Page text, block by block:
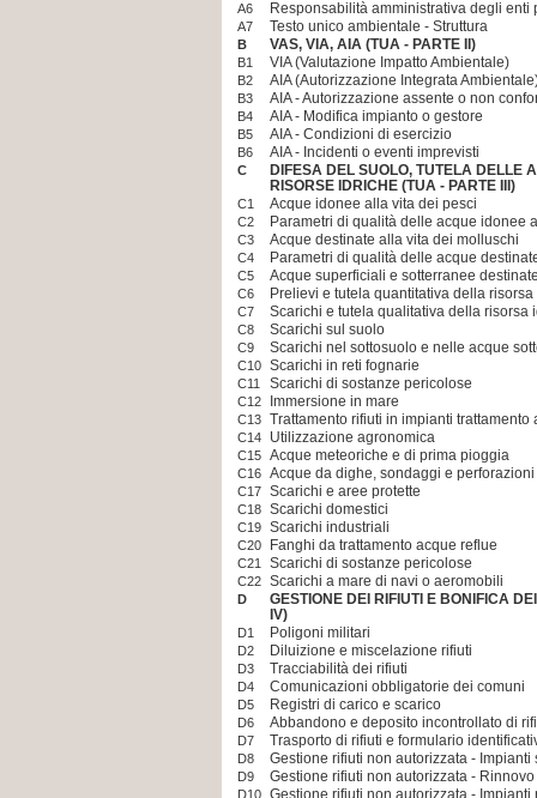
A6 Responsabilità amministrativa degli enti
A7 Testo unico ambientale - Struttura
B VAS, VIA, AIA (TUA - PARTE II)
B1 VIA (Valutazione Impatto Ambientale)
B2 AIA (Autorizzazione Integrata
B3 AIA - Autorizzazione assente o non
B4 AIA - Modifica impianto o gestore
B5 AIA - Condizioni di esercizio
B6 AIA - Incidenti o eventi imprevisti
C
DIFESA DEL SUOLO, TUTELA DELLE
RISORSE IDRICHE (TUA - PARTE III)
C1 Acque idonee alla vita dei pesci
C2 Parametri di qualità delle acque idonee
C3 Acque destinate alla vita dei molluschi
C4 Parametri di qualità delle acque
C5 Acque superficiali e sotterranee
C6 Prelievi e tutela quantitativa della
C7 Scarichi e tutela qualitativa della risorsa
C8 Scarichi sul suolo
C9 Scarichi nel sottosuolo e nelle acque
C10 Scarichi in reti fognarie
C11 Scarichi di sostanze pericolose
C12 Immersione in mare
C13 Trattamento rifiuti in impianti trattamento
C14 Utilizzazione agronomica
C15 Acque meteoriche e di prima pioggia
C16 Acque da dighe, sondaggi e perforazioni
C17 Scarichi e aree protette
C18 Scarichi domestici
C19 Scarichi industriali
C20 Fanghi da trattamento acque reflue
C21 Scarichi di sostanze pericolose
C22 Scarichi a mare di navi o aeromobili
D
GESTIONE DEI RIFIUTI E BONIFICA
IV)
D1 Poligoni militari
D2 Diluizione e miscelazione rifiuti
D3 Tracciabilità dei rifiuti
D4 Comunicazioni obbligatorie dei comuni
D5 Registri di carico e scarico
D6 Abbandono e deposito incontrollato di
D7 Trasporto di rifiuti e formulario
D8 Gestione rifiuti non autorizzata -
D9 Gestione rifiuti non autorizzata -
D10 Gestione rifiuti non autorizzata -